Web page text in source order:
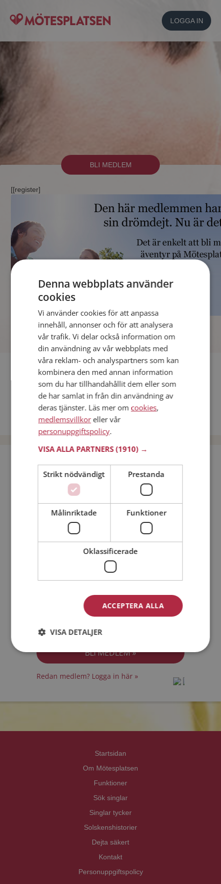
LOGGA IN
BLI MEDLEM
[[register]
Fler singlar
Andra singlar från Stockholm
Dejta män i Sverige
Dejta kvinnor i Sverige
Bli medlem utan kostnad!
Kvinna
Min ålder:
Medlemsvillkoren
Jag accepterarPersonuppgiftspolicyn
Redan medlem? Logga in här »
Startsidan
Om Mötesplatsen
Funktioner
Sök singlar
Singlar tycker
Solskenshistorier
Dejta säkert
Kontakt
Personuppgiftspolicy
Denna webbplats använder
cookies
Vi använder cookies för att anpassa
innehåll, annonser och för att analysera
vår trafik. Vi delar också information om
din användning av vår webbplats med
våra reklam- och analyspartners som kan
kombinera den med annan information
som du har tillhandahållit dem eller som
de har samlat in från din användning av
deras tjänster. Läs mer om cookies,
medlemsvillkoreller vår
personuppgiftspolicy.
VISA ALLA PARTNERS(1910) →
Strikt nödvändigt Prestanda
Målinriktade Funktioner
Oklassificerade
ACCEPTERA ALLA
VISA DETALJER